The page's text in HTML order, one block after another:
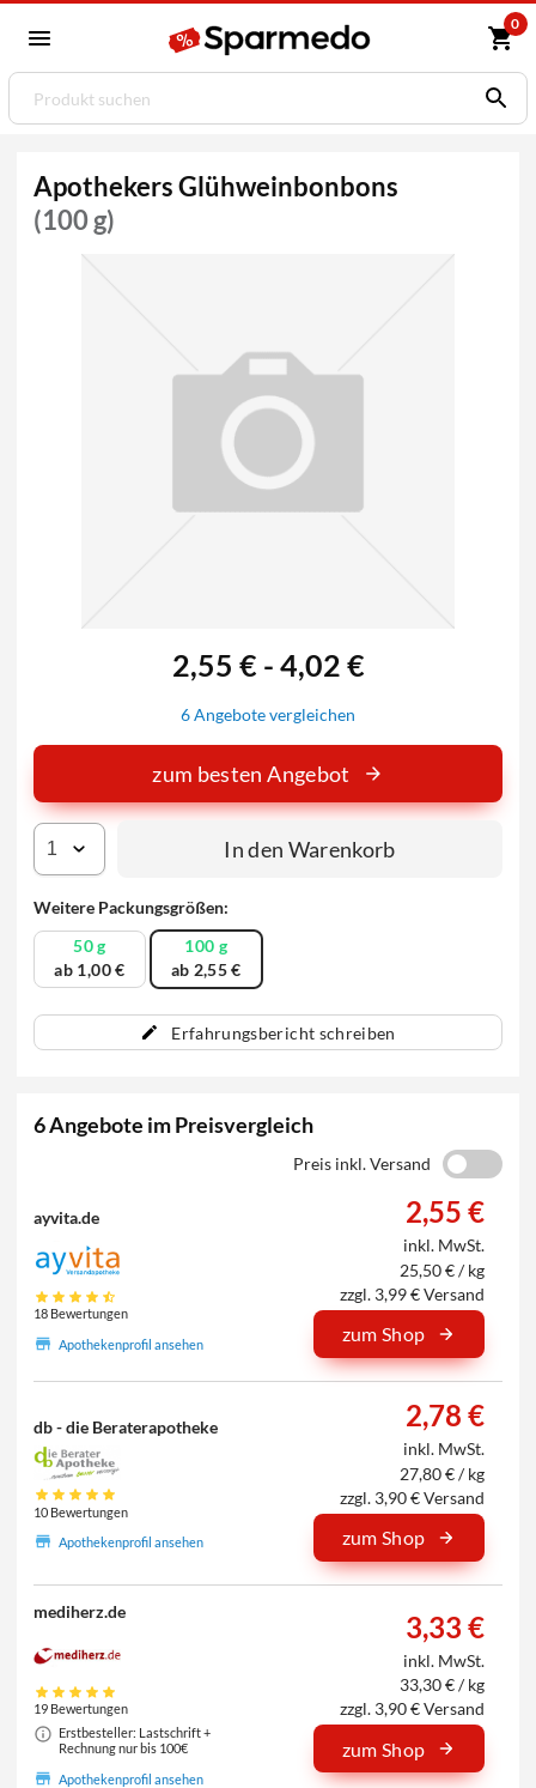
0
Apothekers Glühweinbonbons
(100 g)
Weitere Packungsgrößen:
50 g
ab 1,00 €
100 g
ab 2,55 €
Erfahrungsbericht schreiben
2,55 € - 4,02 €
6 Angebote vergleichen
zum besten Angebot
In den Warenkorb
6 Angebote im Preisvergleich
Preis inkl. Versand
ayvita.de
18 Bewertungen
Apothekenprofil ansehen
2,55 €
inkl. MwSt.
25,50 € / kg
zzgl. 3,99 € Versand
zum Shop
db - die Beraterapotheke
10 Bewertungen
Apothekenprofil ansehen
2,78 €
inkl. MwSt.
27,80 € / kg
zzgl. 3,90 € Versand
zum Shop
mediherz.de
19 Bewertungen
Erstbesteller: Lastschrift +
Rechnung nur bis 100€
Apothekenprofil ansehen
3,33 €
inkl. MwSt.
33,30 € / kg
zzgl. 3,90 € Versand
zum Shop